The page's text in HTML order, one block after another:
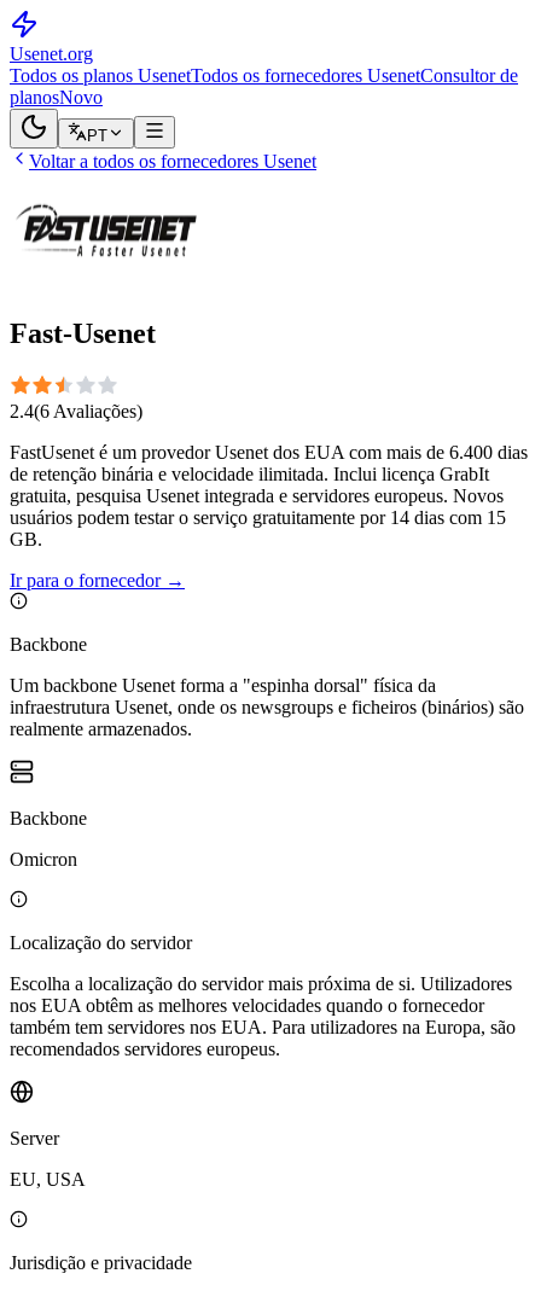
Usenet.org
Todos os planos UsenetTodos os fornecedores UsenetConsultor de
planosNovo
PT
Voltar a todos os fornecedores Usenet
Fast-Usenet
2.4(6 Avaliações)
FastUsenet é um provedor Usenet dos EUA com mais de 6.400 dias
de retenção binária e velocidade ilimitada. Inclui licença GrabIt
gratuita, pesquisa Usenet integrada e servidores europeus. Novos
usuários podem testar o serviço gratuitamente por 14 dias com 15
GB.
Ir para o fornecedor→
Backbone
Um backbone Usenet forma a "espinha dorsal" física da
infraestrutura Usenet, onde os newsgroups e ficheiros (binários) são
realmente armazenados.
Backbone
Omicron
Localização do servidor
Escolha a localização do servidor mais próxima de si. Utilizadores
nos EUA obtêm as melhores velocidades quando o fornecedor
também tem servidores nos EUA. Para utilizadores na Europa, são
recomendados servidores europeus.
Server
EU, USA
Jurisdição e privacidade